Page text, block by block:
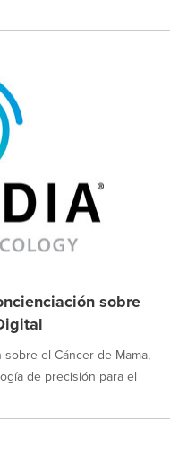
sobre
el Cáncer de Mama,
de precisión para el